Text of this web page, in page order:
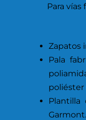
Para
Zapatos
Pala
poliéster
Plantilla
Garmont.